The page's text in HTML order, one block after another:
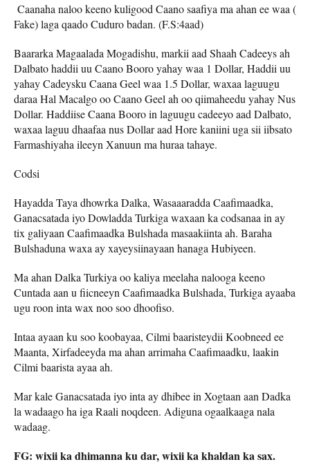
Caanaha naloo keeno kuligood Caano saafiya ma ahan ee waa (
Fake) laga qaado Cuduro badan. (F.S:4aad)
Baararka Magaalada Mogadishu, markii aad Shaah Cadeeys ah
Dalbato haddii uu Caano Booro yahay waa 1 Dollar, Haddii uu
yahay Cadeysku Caana Geel waa 1.5 Dollar, waxaa laguugu
daraa Hal Macalgo oo Caano Geel ah oo qiimaheedu yahay Nus
Dollar. Haddiise Caana Booro in laguugu cadeeyo aad Dalbato,
waxaa laguu dhaafaa nus Dollar aad Hore kaniini uga sii iibsato
Farmashiyaha ileeyn Xanuun ma huraa tahaye.
Codsi
Hayadda Taya dhowrka Dalka, Wasaaaradda Caafimaadka,
Ganacsatada iyo Dowladda Turkiga waxaan ka codsanaa in ay
tix galiyaan Caafimaadka Bulshada masaakiinta ah. Baraha
Bulshaduna waxa ay xayeysiinayaan hanaga Hubiyeen.
Ma ahan Dalka Turkiya oo kaliya meelaha nalooga keeno
Cuntada aan u fiicneeyn Caafimaadka Bulshada, Turkiga ayaaba
ugu roon inta wax noo soo dhoofiso.
Intaa ayaan ku soo koobayaa, Cilmi baaristeydii Koobneed ee
Maanta, Xirfadeeyda ma ahan arrimaha Caafimaadku, laakin
Cilmi baarista ayaa ah.
Mar kale Ganacsatada iyo inta ay dhibee in Xogtaan aan Dadka
la wadaago ha iga Raali noqdeen. Adiguna ogaalkaaga nala
wadaag.
FG: wixii ka dhimanna ku dar, wixii ka khaldan ka sax.